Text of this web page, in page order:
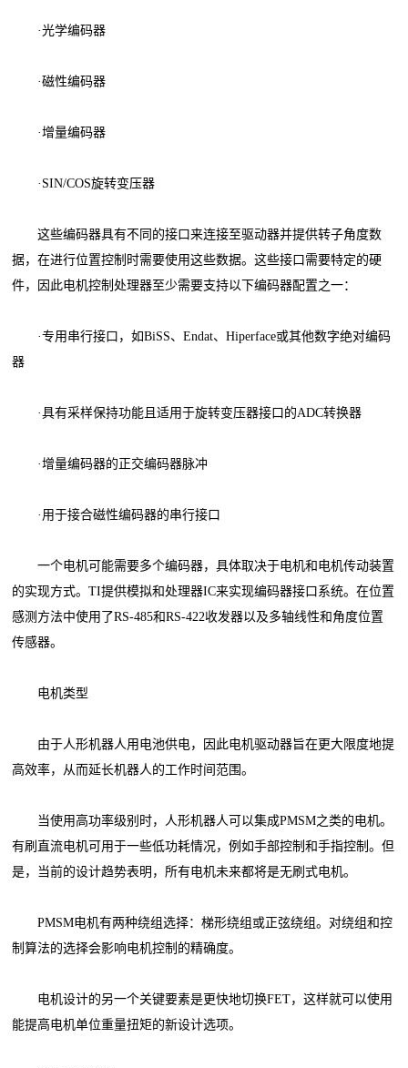
·光学编码器
·磁性编码器
·增量编码器
·SIN/COS旋转变压器
这些编码器具有不同的接口来连接至驱动器并提供转子角度数
据，在进行位置控制时需要使用这些数据。这些接口需要特定的硬
件，因此电机控制处理器至少需要支持以下编码器配置之一：
·专用串行接口，如BiSS、Endat、Hiperface或其他数字绝对编码
器
·具有采样保持功能且适用于旋转变压器接口的ADC转换器
·增量编码器的正交编码器脉冲
·用于接合磁性编码器的串行接口
一个电机可能需要多个编码器，具体取决于电机和电机传动装置
的实现方式。TI提供模拟和处理器IC来实现编码器接口系统。在位置
感测方法中使用了RS-485和RS-422收发器以及多轴线性和角度位置
传感器。
电机类型
由于人形机器人用电池供电，因此电机驱动器旨在更大限度地提
高效率，从而延长机器人的工作时间范围。
当使用高功率级别时，人形机器人可以集成PMSM之类的电机。
有刷直流电机可用于一些低功耗情况，例如手部控制和手指控制。但
是，当前的设计趋势表明，所有电机未来都将是无刷式电机。
PMSM电机有两种绕组选择：梯形绕组或正弦绕组。对绕组和控
制算法的选择会影响电机控制的精确度。
电机设计的另一个关键要素是更快地切换FET，这样就可以使用
能提高电机单位重量扭矩的新设计选项。